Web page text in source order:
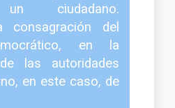
un ciudadano.
consagración del
en la
las autoridades
en este caso, de